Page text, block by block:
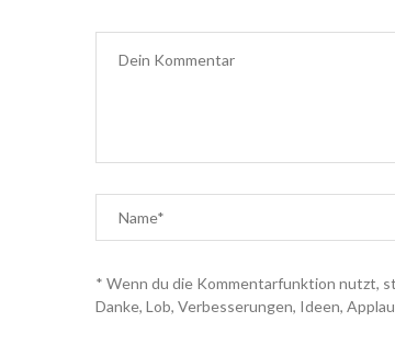
* Wenn du die Kommentarfunktion nutzt,
Danke, Lob, Verbesserungen, Ideen,